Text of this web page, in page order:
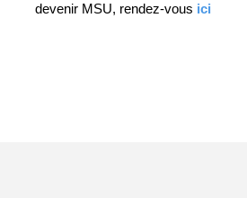
devenir MSU, rendez-vous ici